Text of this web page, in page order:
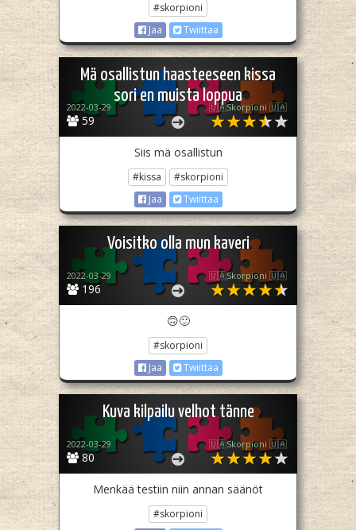
#skorpioni
Jaa
Twiittaa
Mä osallistun haasteeseen kissa
sori en muista loppua
59
2022-03-29 🇺🇦Skorpioni 🇺🇦
Siis mä osallistun
#kissa
#skorpioni
Jaa
Twiittaa
Voisitko olla mun kaveri
196
2022-03-29 🇺🇦Skorpioni 🇺🇦
🙃🙂
#skorpioni
Jaa
Twiittaa
Kuva kilpailu velhot tänne
80
2022-03-29 🇺🇦Skorpioni 🇺🇦
Menkää testiin niin annan säänöt
#skorpioni